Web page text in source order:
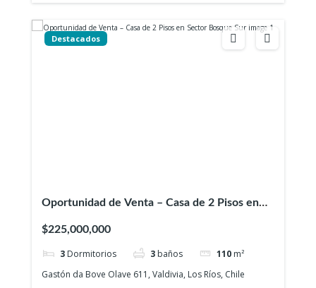
Destacados
Oportunidad de Venta – Casa de 2 Pisos en
$225,000,000
3 Dormitorios 3 baños 110 m²
Gastón da Bove Olave 611, Valdivia, Los Ríos, Chile